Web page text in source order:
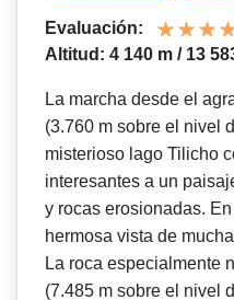
Evaluación:
Altitud: 4 140 m / 13
La marcha desde el
(3.760 m sobre el nivel
misterioso lago Tilicho
interesantes a un
y rocas erosionadas.
hermosa vista de
La roca especialmente
(7.485 m sobre el nivel